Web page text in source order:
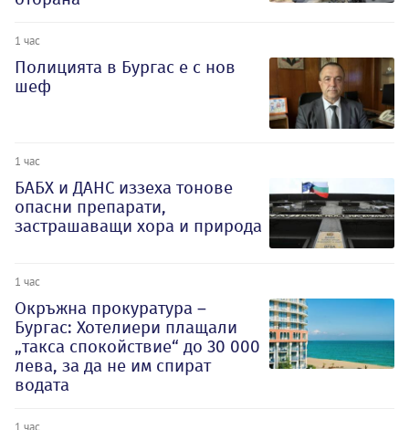
1 час
Полицията в Бургас е с нов
шеф
1 час
БАБХ и ДАНС иззеха тонове
опасни препарати,
застрашаващи хора и природа
1 час
Окръжна прокуратура –
Бургас: Хотелиери плащали
„такса спокойствие“ до 30 000
лева, за да не им спират
водата
1 час